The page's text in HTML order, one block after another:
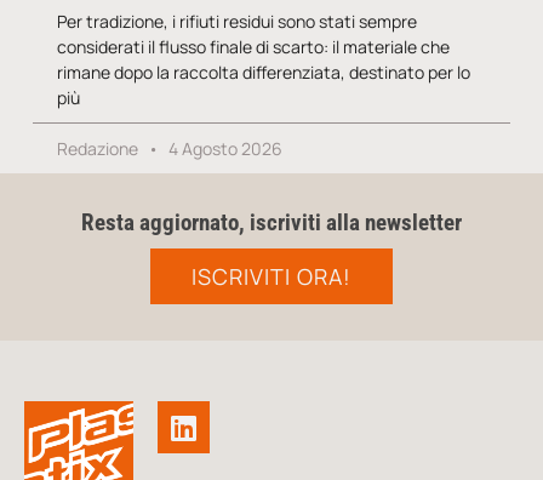
Per tradizione, i rifiuti residui sono stati sempre
considerati il flusso finale di scarto: il materiale che
rimane dopo la raccolta differenziata, destinato per lo
più
Redazione 4 Agosto 2026
Resta aggiornato, iscriviti alla newsletter
ISCRIVITI ORA!